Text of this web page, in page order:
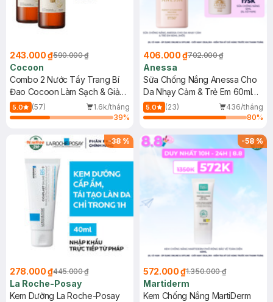
243.000 ₫590.000 ₫
Cocoon
Combo 2 Nước Tẩy Trang Bí
Đao Cocoon Làm Sạch & Giảm
Dầu 500ml
5.0 (57)
1.6k/tháng
39%
406.000 ₫702.000 ₫
Anessa
Sữa Chống Nắng Anessa Cho
Da Nhạy Cảm & Trẻ Em 60ml
(Mới)
5.0 (23)
436/tháng
80%
-38 %
278.000 ₫445.000 ₫
La Roche-Posay
Kem Dưỡng La Roche-Posay
-58%
572.000 ₫1.350.000 ₫
Martiderm
Kem Chống Nắng MartiDerm